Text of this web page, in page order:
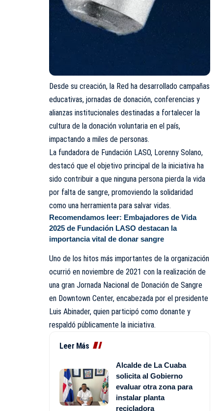
Desde su creación, la Red ha desarrollado campañas
educativas, jornadas de donación, conferencias y
alianzas institucionales destinadas a fortalecer la
cultura de la donación voluntaria en el país,
impactando a miles de personas.
La fundadora de Fundación LASO, Lorenny Solano,
destacó que el objetivo principal de la iniciativa ha
sido contribuir a que ninguna persona pierda la vida
por falta de sangre, promoviendo la solidaridad
como una herramienta para salvar vidas.
Recomendamos leer: Embajadores de Vida
2025 de Fundación LASO destacan la
importancia vital de donar sangre
Uno de los hitos más importantes de la organización
ocurrió en noviembre de 2021 con la realización de
una gran Jornada Nacional de Donación de Sangre
en Downtown Center, encabezada por el presidente
Luis Abinader, quien participó como donante y
respaldó públicamente la iniciativa.
Leer Más
Alcalde de La Cuaba
solicita al Gobierno
evaluar otra zona para
instalar planta
recicladora